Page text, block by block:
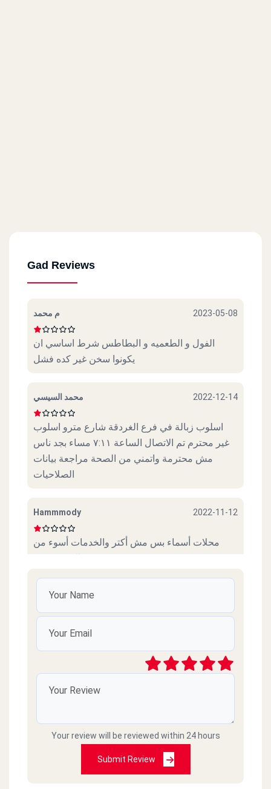
Gad Reviews
م محمد 2023-05-08
الفول و الطعميه و البطاطس شرط اساسي ان
يكونوا سخن غير كده فشل
محمد السيسي 2022-12-14
اسلوب زبالة في فرع الغردقة شارع مترو اسلوب
غير محترم تم الاتصال الساعة ٧:١١ مساء بجد ناس
مش محترمة واتمني من الصحة مراجعة بيانات
الصلاحيات
Hammmody 2022-11-12
محلات أسماء بس مش أكتر والخدمات أسوء من
محمد ابراهيم محمد
الفرع ادمي فاضي بس هو ده عيب الإدارة المصرية
فعلا حاجة تقرف 01093532250 ده رقمي
طلبنا اكل وماجاش وصارو ما يردو على التلفون
Your review will be reviewed within 24 hours
Submit Review